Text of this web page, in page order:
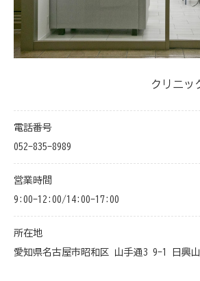
クリニッ
電話番号
052-835-8989
営業時間
9:00-12:00/14:00-17:00
所在地
愛知県名古屋市昭和区 山手通3 9-1 日興